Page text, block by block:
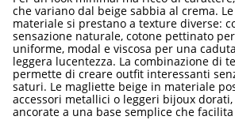
che variano dal beige sabbia al crema.
materiale si prestano a texture diverse:
sensazione naturale, cotone pettinato
uniforme, modal e viscosa per una
leggera lucentezza. La combinazione di
permette di creare outfit interessanti
saturi. Le magliette beige in materiale
accessori metallici o leggeri bijoux
ancorate a una base semplice che